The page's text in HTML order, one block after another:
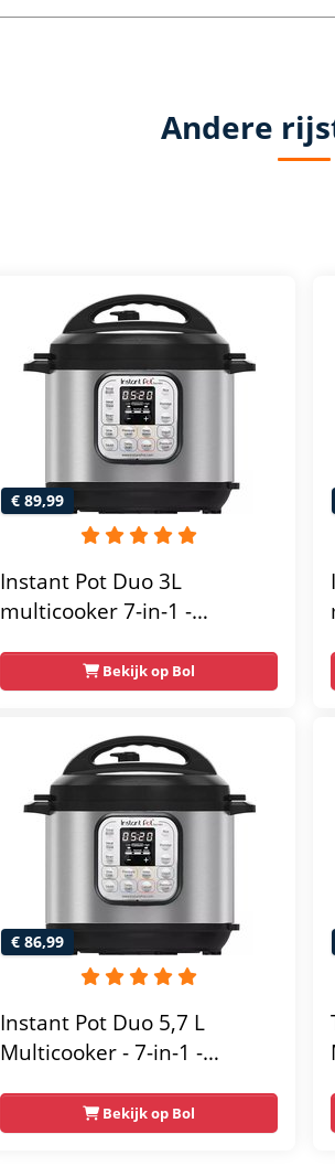
Andere
€ 89,99
Instant Pot Duo 3L
multicooker 7-in-1 -
cooker - rijstkoker -
slowcooker - stomer - sous-
Bekijk op Bol
€ 86,99
Instant Pot Duo 5,7 L
Multicooker - 7-in-1 -
Rijstkoker, Stomer,
Voedselverwarmer,
Bekijk op Bol